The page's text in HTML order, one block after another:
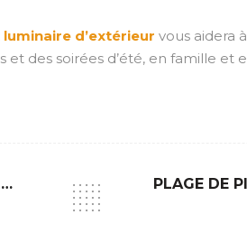
PLANTES GRIMPANTES, GRAMINÉES ET BULBES
d’extérieur vous aidera
des soirées d’été, en famille et
TERRASSES EN DALLES